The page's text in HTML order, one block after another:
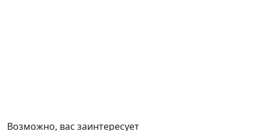
Возможно, вас заинтересует